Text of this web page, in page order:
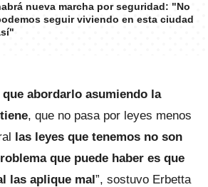
nueva marcha por seguridad: "No
seguir viviendo en esta ciudad
abordarlo asumiendo la
, que no pasa por leyes menos
las leyes que tenemos no son
que puede haber es que
las aplique mal”, sostuvo Erbetta